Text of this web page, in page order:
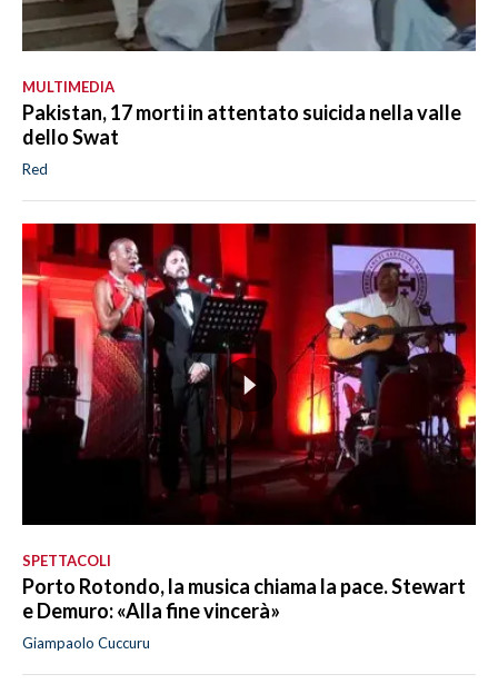
MULTIMEDIA
Pakistan, 17 morti in attentato suicida nella valle
dello Swat
Red
SPETTACOLI
Porto Rotondo, la musica chiama la pace. Stewart
e Demuro: «Alla fine vincerà»
Giampaolo Cuccuru